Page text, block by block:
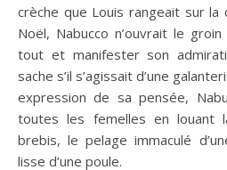
crèche que Louis rangeait sur la
Noël, Nabucco n’ouvrait le
tout et manifester son
sache s’il s’agissait d’une
expression de sa pensée,
toutes les femelles en louant
brebis, le pelage immaculé
lisse d’une poule.